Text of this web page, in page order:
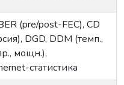
(pre/post-FEC), CD
DGD, DDM (темп.,
мощн.),
статистика